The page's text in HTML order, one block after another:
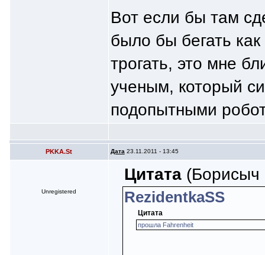
Вот если бы там
было бы бегать
трогать, это мне
ученым, который
подопытными
PKKA.St Дата 23.11.2011 - 13:45
Unregistered
Цитата (Борисыч
RezidentkaSS
Цитата
прошла Fahrenheit